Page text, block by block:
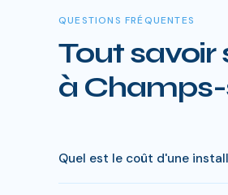
QUESTIONS FRÉQUENTES
Tout savoir
à
Quel est le coût d'une